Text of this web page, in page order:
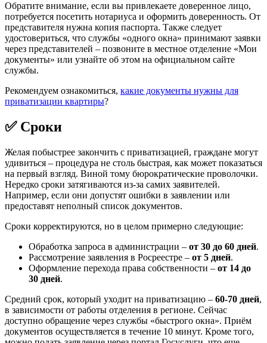
Обратите внимание, если вы привлекаете доверенное лицо,
потребуется посетить нотариуса и оформить доверенность. От
представителя нужна копия паспорта. Также следует
удостовериться, что службы «одного окна» принимают заявки
через представителей – позвоните в местное отделение «Мои
документы» или узнайте об этом на официальном сайте
службы.
Рекомендуем ознакомиться, какие документы нужны для
приватизации квартиры?
✅ Сроки
Желая побыстрее закончить с приватизацией, граждане могут
удивиться – процедура не столь быстрая, как может показаться
на первый взгляд. Виной тому бюрократические проволочки.
Нередко сроки затягиваются из-за самих заявителей.
Например, если они допустят ошибки в заявлении или
предоставят неполный список документов.
Сроки корректируются, но в целом примерно следующие:
Обработка запроса в администрации – от 30 до 60 дней.
Рассмотрение заявления в Росреестре – от 5 дней.
Оформление перехода права собственности – от 14 до
30 дней.
Средний срок, который уходит на приватизацию – 60-70 дней,
в зависимости от работы отделения в регионе. Сейчас
доступно обращение через службы «быстрого окна». Приём
документов осуществляется в течение 10 минут. Кроме того,